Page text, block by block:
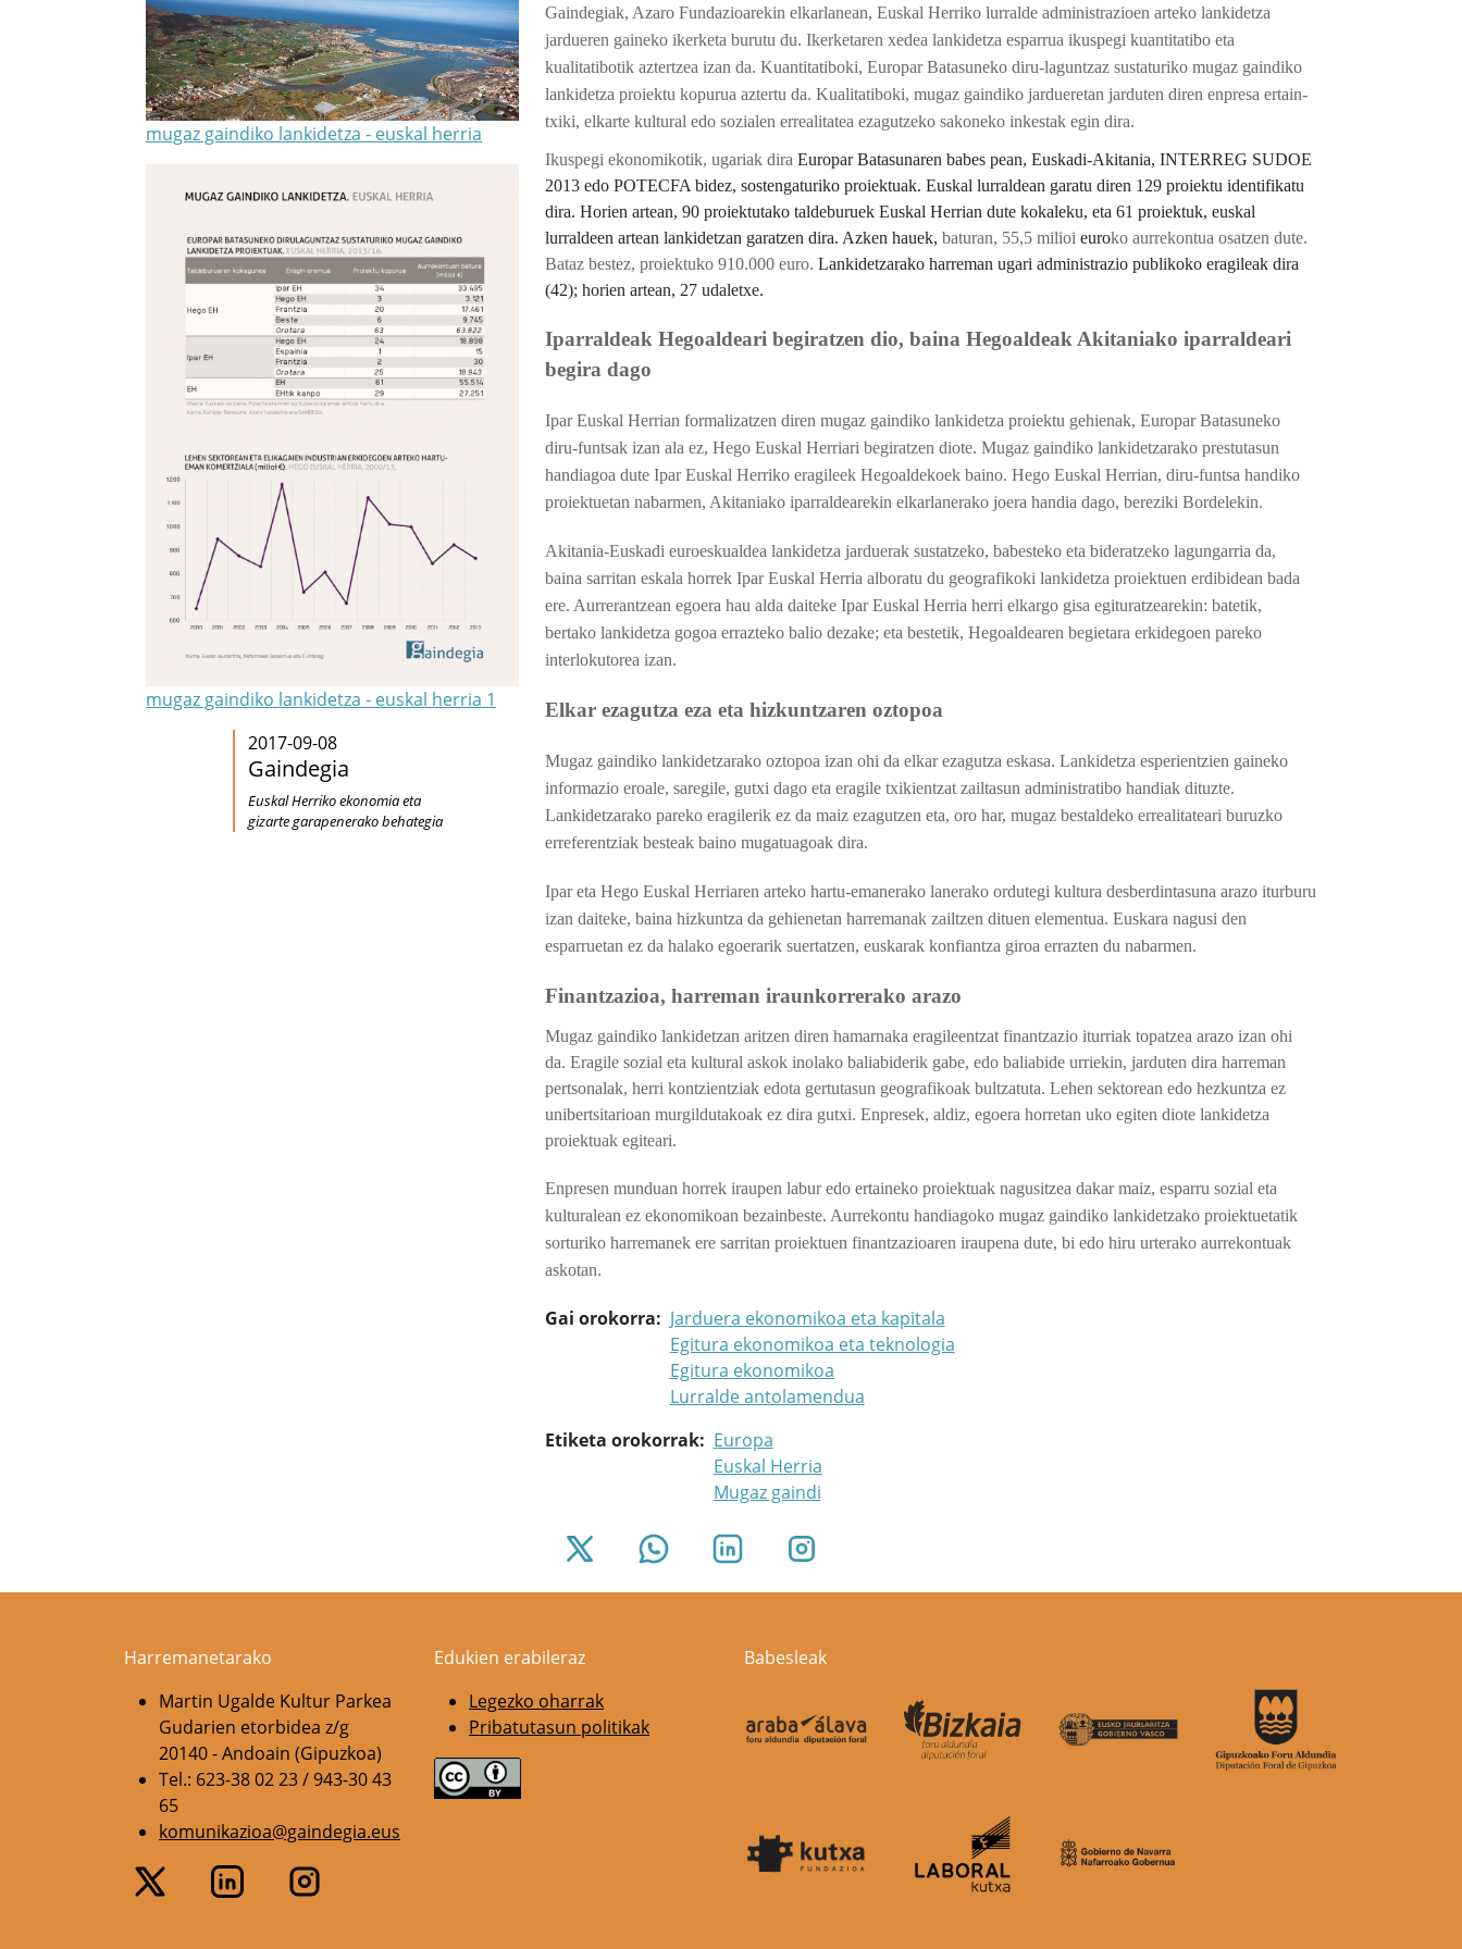
mugaz gaindiko lankidetza - euskal herria
mugaz gaindiko lankidetza - euskal herria 1
2017-09-08
Gaindegia
Euskal Herriko ekonomia eta
gizarte garapenerako behategia
Gaindegiak, Azaro Fundazioarekin elkarlanean, Euskal Herriko lurralde administrazioen arteko lankidetza
jardueren gaineko ikerketa burutu du. Ikerketaren xedea lankidetza esparrua ikuspegi kuantitatibo eta
kualitatibotik aztertzea izan da. Kuantitatiboki, Europar Batasuneko diru-laguntzaz sustaturiko mugaz gaindiko
lankidetza proiektu kopurua aztertu da. Kualitatiboki, mugaz gaindiko jardueretan jarduten diren enpresa ertain-
txiki, elkarte kultural edo sozialen errealitatea ezagutzeko sakoneko inkestak egin dira.
Ikuspegi ekonomikotik, ugariak dira Europar Batasunaren babes pean, Euskadi-Akitania, INTERREG SUDOE
2013 edo POTECFA bidez, sostengaturiko proiektuak. Euskal lurraldean garatu diren 129 proiektu identifikatu
dira. Horien artean, 90 proiektutako taldeburuek Euskal Herrian dute kokaleku, eta 61 proiektuk, euskal
lurraldeen artean lankidetzan garatzen dira. Azken hauek, baturan, 55,5 milioi euroko aurrekontua osatzen dute.
Bataz bestez, proiektuko 910.000 euro. Lankidetzarako harreman ugari administrazio publikoko eragileak dira
(42); horien artean, 27 udaletxe.
Iparraldeak Hegoaldeari begiratzen dio, baina Hegoaldeak Akitaniako iparraldeari
begira dago
Ipar Euskal Herrian formalizatzen diren mugaz gaindiko lankidetza proiektu gehienak, Europar Batasuneko
diru-funtsak izan ala ez, Hego Euskal Herriari begiratzen diote. Mugaz gaindiko lankidetzarako prestutasun
handiagoa dute Ipar Euskal Herriko eragileek Hegoaldekoek baino. Hego Euskal Herrian, diru-funtsa handiko
proiektuetan nabarmen, Akitaniako iparraldearekin elkarlanerako joera handia dago, bereziki Bordelekin.
Akitania-Euskadi euroeskualdea lankidetza jarduerak sustatzeko, babesteko eta bideratzeko lagungarria da,
baina sarritan eskala horrek Ipar Euskal Herria alboratu du geografikoki lankidetza proiektuen erdibidean bada
ere. Aurrerantzean egoera hau alda daiteke Ipar Euskal Herria herri elkargo gisa egituratzearekin: batetik,
bertako lankidetza gogoa errazteko balio dezake; eta bestetik, Hegoaldearen begietara erkidegoen pareko
interlokutorea izan.
Elkar ezagutza eza eta hizkuntzaren oztopoa
Mugaz gaindiko lankidetzarako oztopoa izan ohi da elkar ezagutza eskasa. Lankidetza esperientzien gaineko
informazio eroale, saregile, gutxi dago eta eragile txikientzat zailtasun administratibo handiak dituzte.
Lankidetzarako pareko eragilerik ez da maiz ezagutzen eta, oro har, mugaz bestaldeko errealitateari buruzko
erreferentziak besteak baino mugatuagoak dira.
Ipar eta Hego Euskal Herriaren arteko hartu-emanerako lanerako ordutegi kultura desberdintasuna arazo iturburu
izan daiteke, baina hizkuntza da gehienetan harremanak zailtzen dituen elementua. Euskara nagusi den
esparruetan ez da halako egoerarik suertatzen, euskarak konfiantza giroa errazten du nabarmen.
Finantzazioa, harreman iraunkorrerako arazo
Mugaz gaindiko lankidetzan aritzen diren hamarnaka eragileentzat finantzazio iturriak topatzea arazo izan ohi
da. Eragile sozial eta kultural askok inolako baliabiderik gabe, edo baliabide urriekin, jarduten dira harreman
pertsonalak, herri kontzientziak edota gertutasun geografikoak bultzatuta. Lehen sektorean edo hezkuntza ez
unibertsitarioan murgildutakoak ez dira gutxi. Enpresek, aldiz, egoera horretan uko egiten diote lankidetza
proiektuak egiteari.
Enpresen munduan horrek iraupen labur edo ertaineko proiektuak nagusitzea dakar maiz, esparru sozial eta
kulturalean ez ekonomikoan bezainbeste. Aurrekontu handiagoko mugaz gaindiko lankidetzako proiektuetatik
sorturiko harremanek ere sarritan proiektuen finantzazioaren iraupena dute, bi edo hiru urterako aurrekontuak
askotan.
Gai orokorra
Jarduera ekonomikoa eta kapitala
Egitura ekonomikoa eta teknologia
Egitura ekonomikoa
Lurralde antolamendua
Etiketa orokorrak
Europa
Euskal Herria
Mugaz gaindi
Harremanetarako
Martin Ugalde Kultur Parkea
Gudarien etorbidea z/g
20140 - Andoain (Gipuzkoa)
Tel.: 623-38 02 23 / 943-30 43
65
komunikazioa@gaindegia.eus
Edukien erabileraz
Legezko oharrak
Pribatutasun politikak
Babesleak